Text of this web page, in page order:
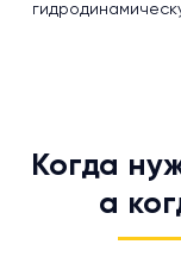
Когда
а